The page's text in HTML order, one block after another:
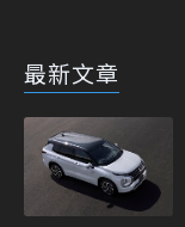
最新文章